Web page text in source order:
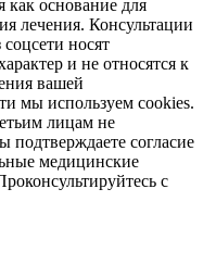
как основание для
лечения. Консультации
носят
и не относятся к
вашей
мы используем cookies.
лицам не
подтверждаете согласие
медицинские
с